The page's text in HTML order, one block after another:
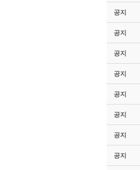
공지
공지
공지
공지
공지
공지
공지
공지